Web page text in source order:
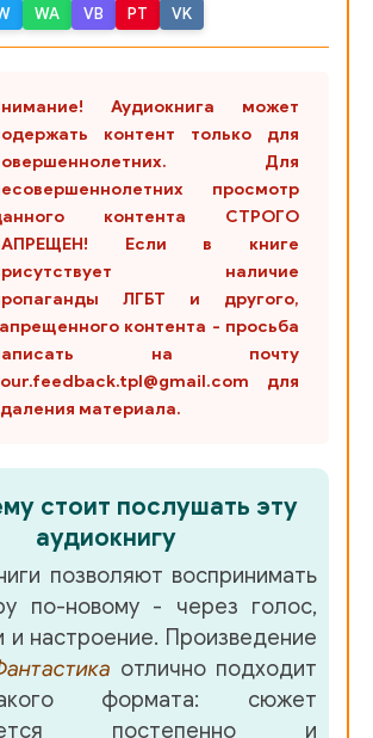
WA VB PT VK
Аудиокнига может
контент только для
Для
просмотр
контента СТРОГО
Если в книге
наличие
ЛГБТ и другого,
контента - просьба
на почту
для
материала.
стоит послушать эту
аудиокнигу
позволяют воспринимать
по-новому - через голос,
и настроение. Произведение
отлично подходит
формата: сюжет
постепенно и